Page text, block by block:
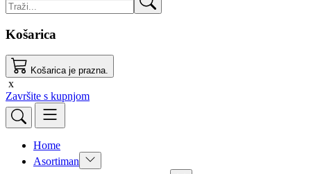
Košarica
Košarica je prazna.
x
Završite s kupnjom
Home
Asortiman